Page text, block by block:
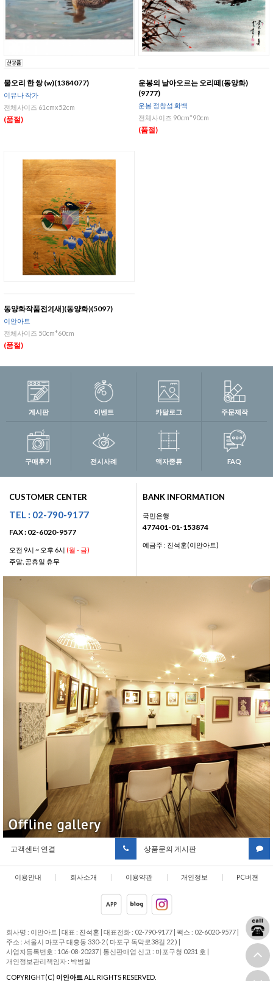
물오리 한 쌍 (w)(1384077)
이유나 작가
전체사이즈 61cmx52cm
(품절)
운봉의 날아오르는 오리떼(동양화)
(9777)
운봉 정창섭 화백
전체사이즈 90cm*90cm
(품절)
동양화작품전2[새](동양화)(5097)
이안아트
전체사이즈 50cm*60cm
(품절)
게시판 이벤트 카달로그 주문제작
구매후기 전시사례 액자종류 FAQ
CUSTOMER CENTER
TEL : 02-790-9177
FAX : 02-6020-9577
오전 9시 ~ 오후 6시 (월 - 금)
주말, 공휴일 휴무
BANK INFORMATION
국민은행
477401-01-153874
예금주 : 진석훈(이안아트)
고객센터 연결 상품문의 게시판
이용안내 | 회사소개 | 이용약관 | 개인정보 | PC버젼
회사명 : 이안아트 | 대표 : 진석훈 | 대표전화 : 02-790-9177 | 팩스 : 02-6020-9577 |
주소 : 서울시 마포구 대흥동 330-2 ( 마포구 독막로38길 22 ) |
사업자등록번호 : 106-08-20237 | 통신판매업 신고 : 마포구청 0231 호 |
개인정보관리책임자 : 박범일
COPYRIGHT(C) 이안아트 ALL RIGHTS RESERVED.